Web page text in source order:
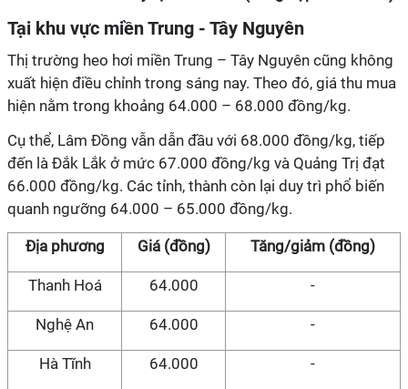
Tại khu vực miền Trung - Tây Nguyên
Thị trường heo hơi miền Trung – Tây Nguyên cũng không
xuất hiện điều chỉnh trong sáng nay. Theo đó, giá thu mua
hiện nằm trong khoảng 64.000 – 68.000 đồng/kg.
Cụ thể, Lâm Đồng vẫn dẫn đầu với 68.000 đồng/kg, tiếp
đến là Đắk Lắk ở mức 67.000 đồng/kg và Quảng Trị đạt
66.000 đồng/kg. Các tỉnh, thành còn lại duy trì phổ biến
quanh ngưỡng 64.000 – 65.000 đồng/kg.
Địa phương Giá (đồng) Tăng/giảm (đồng)
Thanh Hoá 64.000 -
Nghệ An 64.000 -
Hà Tĩnh 64.000 -